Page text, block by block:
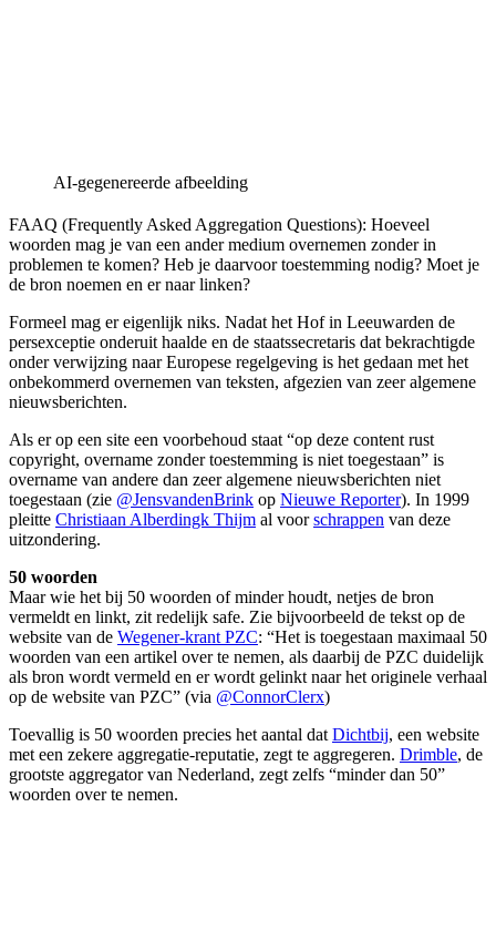
AI-gegenereerde afbeelding
FAAQ (Frequently Asked Aggregation Questions): Hoeveel
woorden mag je van een ander medium overnemen zonder in
problemen te komen? Heb je daarvoor toestemming nodig? Moet je
de bron noemen en er naar linken?
Formeel mag er eigenlijk niks. Nadat het Hof in Leeuwarden de
persexceptie onderuit haalde en de staatssecretaris dat bekrachtigde
onder verwijzing naar Europese regelgeving is het gedaan met het
onbekommerd overnemen van teksten, afgezien van zeer algemene
nieuwsberichten.
Als er op een site een voorbehoud staat “op deze content rust
copyright, overname zonder toestemming is niet toegestaan” is
overname van andere dan zeer algemene nieuwsberichten niet
toegestaan (zie @JensvandenBrink op Nieuwe Reporter). In 1999
pleitte Christiaan Alberdingk Thijm al voorschrappen van deze
uitzondering.
50 woorden
Maar wie het bij 50 woorden of minder houdt, netjes de bron
vermeldt en linkt, zit redelijk safe. Zie bijvoorbeeld de tekst op de
website van de Wegener-krant PZC: “Het is toegestaan maximaal 50
woorden van een artikel over te nemen, als daarbij de PZC duidelijk
als bron wordt vermeld en er wordt gelinkt naar het originele verhaal
op de website van PZC” (via @ConnorClerx)
Toevallig is 50 woorden precies het aantal dat Dichtbij, een website
met een zekere aggregatie-reputatie, zegt te aggregeren. Drimble, de
grootste aggregator van Nederland, zegt zelfs “minder dan 50”
woorden over te nemen.